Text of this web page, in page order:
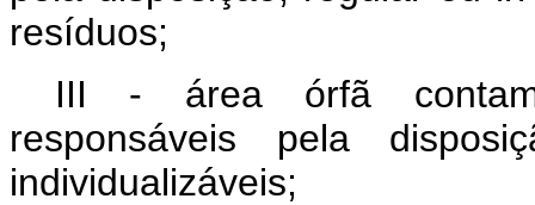
resíduos;
III - área órfã
responsáveis pela
individualizáveis;